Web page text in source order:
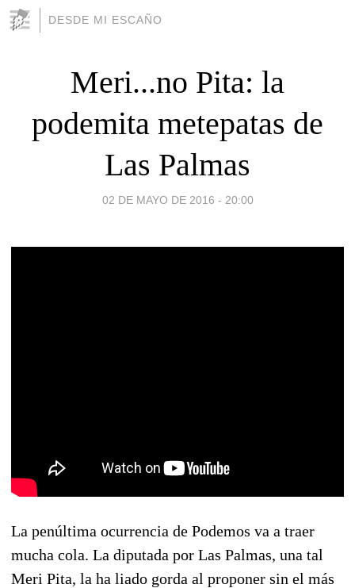
DESDE MI ESCAÑO
Meri...no Pita: la
podemita metepatas de
Las Palmas
02 DE MAYO DE 2016 - 20:00
La penúltima ocurrencia de Podemos va a traer
mucha cola. La diputada por Las Palmas, una tal
Meri Pita, la ha liado gorda al proponer sin el más